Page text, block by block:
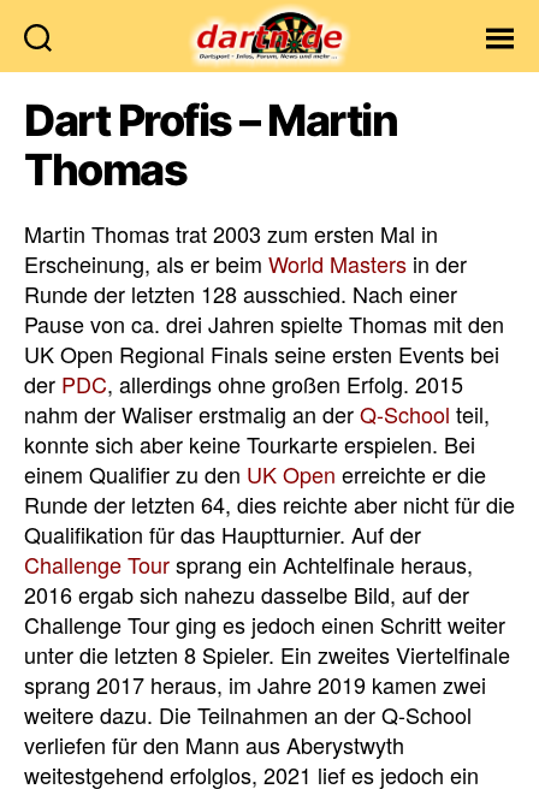
Dart Profis – Martin
Thomas
Martin Thomas trat 2003 zum ersten Mal in
Erscheinung, als er beim World Masters in der
Runde der letzten 128 ausschied. Nach einer
Pause von ca. drei Jahren spielte Thomas mit den
UK Open Regional Finals seine ersten Events bei
der PDC, allerdings ohne großen Erfolg. 2015
nahm der Waliser erstmalig an derQ-School teil,
konnte sich aber keine Tourkarte erspielen. Bei
einem Qualifier zu den UK Open erreichte er die
Runde der letzten 64, dies reichte aber nicht für die
Qualifikation für das Hauptturnier. Auf der
Challenge Toursprang ein Achtelfinale heraus,
2016 ergab sich nahezu dasselbe Bild, auf der
Challenge Tour ging es jedoch einen Schritt weiter
unter die letzten 8 Spieler. Ein zweites Viertelfinale
sprang 2017 heraus, im Jahre 2019 kamen zwei
weitere dazu. Die Teilnahmen an der Q-School
verliefen für den Mann ausAberystwyth
weitestgehend erfolglos, 2021 lief es jedoch ein